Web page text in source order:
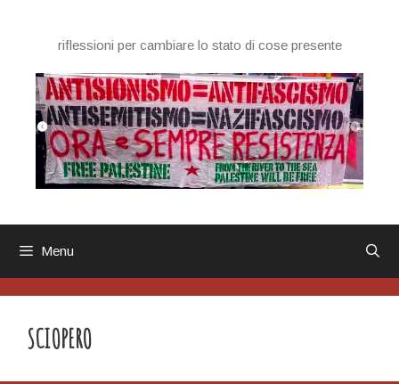
contenutoriflessioni per cambiare lo stato di cose presente
Menu
SCIOPERO